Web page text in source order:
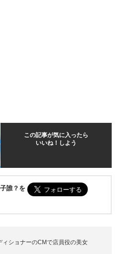
この記事が気に入ったら
いいね！しよう
誰？を
ショナーのCMで店員役の美女